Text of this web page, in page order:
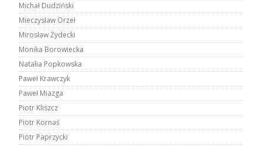
Michał Dudziński
Mieczysław Orzeł
Mirosław Żydecki
Monika Borowiecka
Natalia Popkowska
Paweł Krawczyk
Paweł Miazga
Piotr Kliszcz
Piotr Kornaś
Piotr Paprzycki